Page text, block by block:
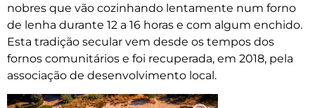
nobres que vão cozinhando lentamente num forno
de lenha durante 12 a 16 horas e com algum enchido.
Esta tradição secular vem desde os tempos dos
fornos comunitários e foi recuperada, em 2018, pela
associação de desenvolvimento local.